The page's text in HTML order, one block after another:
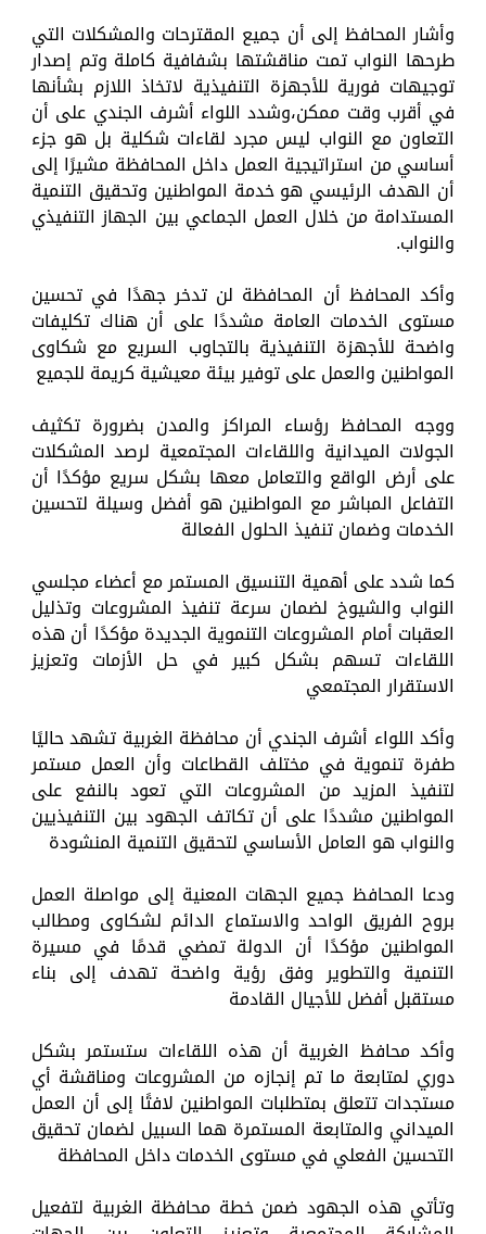
وأشار المحافظ إلى أن جميع المقترحات والمشكلات التي
طرحها النواب تمت مناقشتها بشفافية كاملة وتم إصدار
توجيهات فورية للأجهزة التنفيذية لاتخاذ اللازم بشأنها
في أقرب وقت ممكن،وشدد اللواء أشرف الجندي على أن
التعاون مع النواب ليس مجرد لقاءات شكلية بل هو جزء
أساسي من استراتيجية العمل داخل المحافظة مشيرًا إلى
أن الهدف الرئيسي هو خدمة المواطنين وتحقيق التنمية
المستدامة من خلال العمل الجماعي بين الجهاز التنفيذي
والنواب.
وأكد المحافظ أن المحافظة لن تدخر جهدًا في تحسين
مستوى الخدمات العامة مشددًا على أن هناك تكليفات
واضحة للأجهزة التنفيذية بالتجاوب السريع مع شكاوى
المواطنين والعمل على توفير بيئة معيشية كريمة للجميع
ووجه المحافظ رؤساء المراكز والمدن بضرورة تكثيف
الجولات الميدانية واللقاءات المجتمعية لرصد المشكلات
على أرض الواقع والتعامل معها بشكل سريع مؤكدًا أن
التفاعل المباشر مع المواطنين هو أفضل وسيلة لتحسين
الخدمات وضمان تنفيذ الحلول الفعالة
كما شدد على أهمية التنسيق المستمر مع أعضاء مجلسي
النواب والشيوخ لضمان سرعة تنفيذ المشروعات وتذليل
العقبات أمام المشروعات التنموية الجديدة مؤكدًا أن هذه
اللقاءات تسهم بشكل كبير في حل الأزمات وتعزيز
الاستقرار المجتمعي
وأكد اللواء أشرف الجندي أن محافظة الغربية تشهد حاليًا
طفرة تنموية في مختلف القطاعات وأن العمل مستمر
لتنفيذ المزيد من المشروعات التي تعود بالنفع على
المواطنين مشددًا على أن تكاتف الجهود بين التنفيذيين
والنواب هو العامل الأساسي لتحقيق التنمية المنشودة
ودعا المحافظ جميع الجهات المعنية إلى مواصلة العمل
بروح الفريق الواحد والاستماع الدائم لشكاوى ومطالب
المواطنين مؤكدًا أن الدولة تمضي قدمًا في مسيرة
التنمية والتطوير وفق رؤية واضحة تهدف إلى بناء
مستقبل أفضل للأجيال القادمة
وأكد محافظ الغربية أن هذه اللقاءات ستستمر بشكل
دوري لمتابعة ما تم إنجازه من المشروعات ومناقشة أي
مستجدات تتعلق بمتطلبات المواطنين لافتًا إلى أن العمل
الميداني والمتابعة المستمرة هما السبيل لضمان تحقيق
التحسين الفعلي في مستوى الخدمات داخل المحافظة
وتأتي هذه الجهود ضمن خطة محافظة الغربية لتفعيل